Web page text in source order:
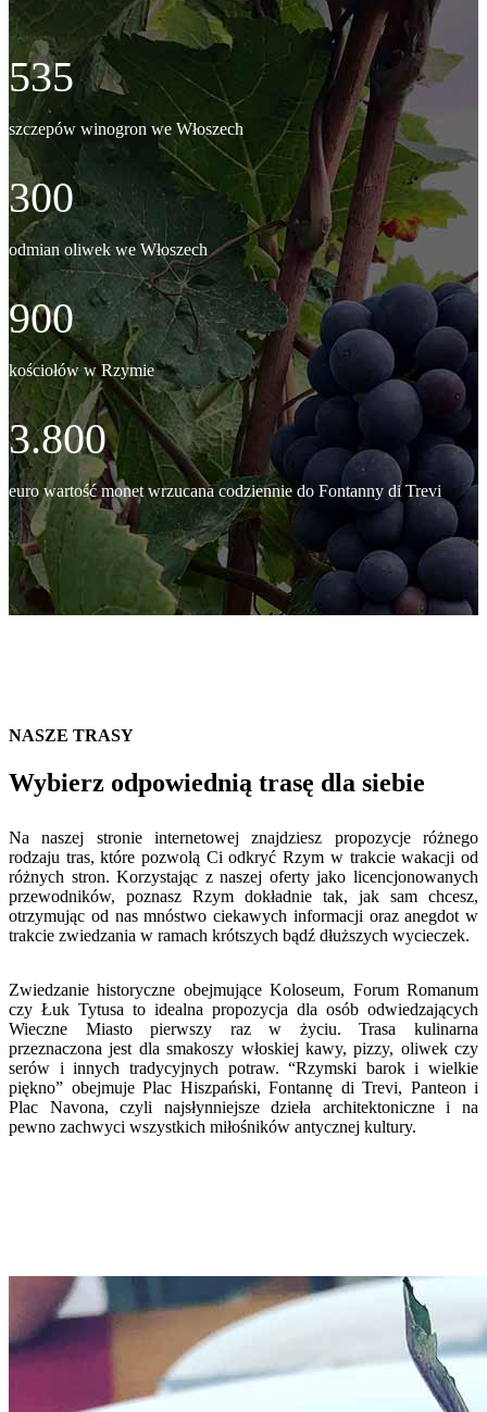
535
szczepów winogron we Włoszech
300
odmian oliwek we Włoszech
900
kościołów w Rzymie
3.800
euro wartość monet wrzucana codziennie do Fontanny di Trevi
NASZE TRASY
Wybierz odpowiednią trasę dla siebie
Na naszej stronie internetowej znajdziesz propozycje różnego
rodzaju tras, które pozwolą Ci odkryć Rzym w trakcie wakacji od
różnych stron. Korzystając z naszej oferty jako licencjonowanych
przewodników, poznasz Rzym dokładnie tak, jak sam chcesz,
otrzymując od nas mnóstwo ciekawych informacji oraz anegdot w
trakcie zwiedzania w ramach krótszych bądź dłuższych wycieczek.
Zwiedzanie historyczne obejmujące Koloseum, Forum Romanum
czy Łuk Tytusa to idealna propozycja dla osób odwiedzających
Wieczne Miasto pierwszy raz w życiu. Trasa kulinarna
przeznaczona jest dla smakoszy włoskiej kawy, pizzy, oliwek czy
serów i innych tradycyjnych potraw. “Rzymski barok i wielkie
piękno” obejmuje Plac Hiszpański, Fontannę di Trevi, Panteon i
Plac Navona, czyli najsłynniejsze dzieła architektoniczne i na
pewno zachwyci wszystkich miłośników antycznej kultury.